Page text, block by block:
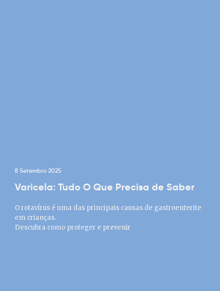
8 Setembro 2025
Varicela: Tudo O Que Precisa de Saber
O rotavírus é uma das principais causas de gastroenterite
em crianças.
Descubra como proteger e prevenir